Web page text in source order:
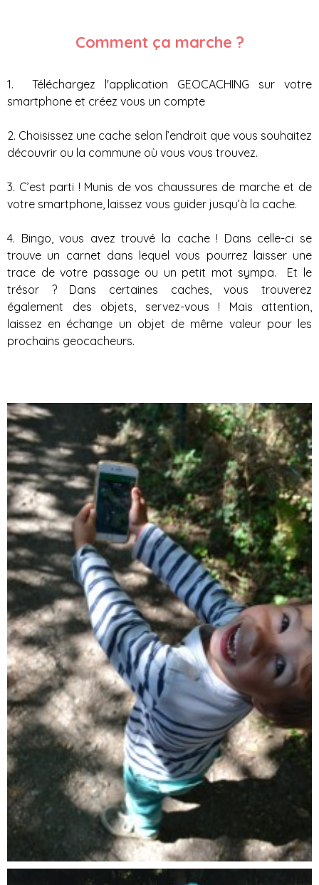
Comment ça marche ?
1. Téléchargez l'application GEOCACHING sur votre
smartphone et créez vous un compte
2. Choisissez une cache selon l’endroit que vous souhaitez
découvrir ou la commune où vous vous trouvez.
3. C’est parti ! Munis de vos chaussures de marche et de
votre smartphone, laissez vous guider jusqu’à la cache.
4. Bingo, vous avez trouvé la cache ! Dans celle-ci se
trouve un carnet dans lequel vous pourrez laisser une
trace de votre passage ou un petit mot sympa. Et le
trésor ? Dans certaines caches, vous trouverez
également des objets, servez-vous ! Mais attention,
laissez en échange un objet de même valeur pour les
prochains geocacheurs.